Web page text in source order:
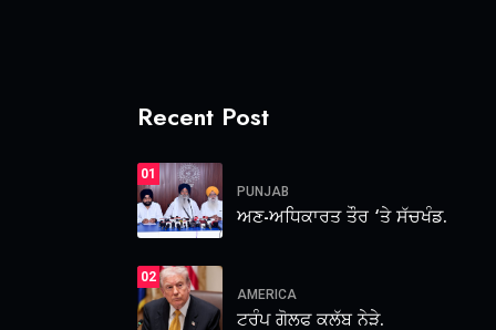
Recent Post
01
PUNJAB
ਅਣ-ਅਧਿਕਾਰਤ ਤੌਰ ‘ਤੇ ਸੱਚਖੰਡ.
02
AMERICA
ਟਰੰਪ ਗੋਲਫ ਕਲੱਬ ਨੇੜੇ.